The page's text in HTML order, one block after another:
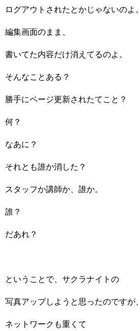
ログアウトされたとかじゃないのよ。
編集画面のまま、
書いてた内容だけ消えてるのよ。
そんなことある？
勝手にページ更新されたてこと？
何？
なあに？
それとも誰か消した？
スタッフか講師か、誰か。
誰？
だあれ？
ということで、サクラナイトの
写真アップしようと思ったのですが、
ネットワークも重くて